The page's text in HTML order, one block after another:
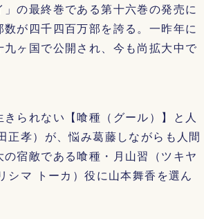
の最終巻である第十六巻の発売に
が四千四百万部を誇る。一昨年に
ヶ国で公開され、今も尚拡大中で
られない【喰種（グール）】と人
正孝）が、悩み葛藤しながらも人間
宿敵である喰種・月山習（ツキヤ
シマ トーカ）役に山本舞香を選ん